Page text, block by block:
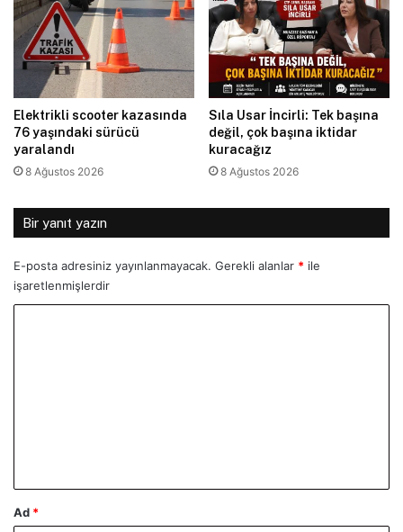
Elektrikli scooter kazasında
76 yaşındaki sürücü
yaralandı
8 Ağustos 2026
Sıla Usar İncirli: Tek başına
değil, çok başına iktidar
kuracağız
8 Ağustos 2026
Bir yanıt yazın
E-posta adresiniz yayınlanmayacak. Gerekli alanlar * ile
işaretlenmişlerdir
Ad *